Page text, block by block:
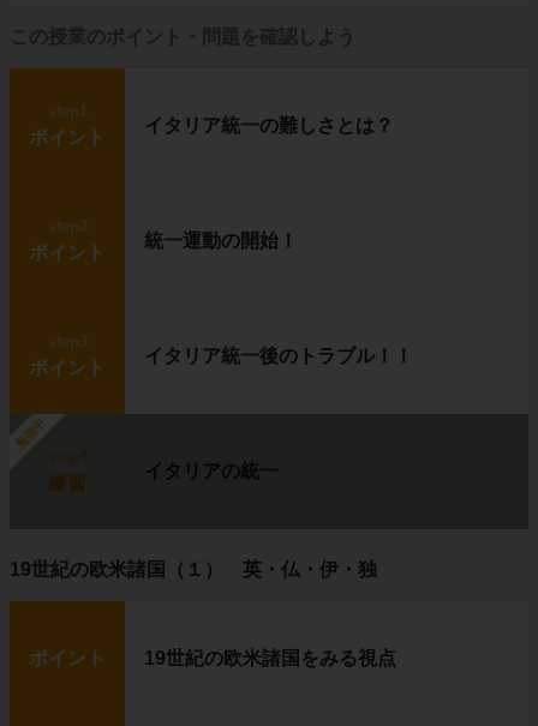
この授業のポイント・問題を確認しよう
step1
ポイント
イタリア統一の難しさとは？
step2
ポイント
統一運動の開始！
step3
ポイント
イタリア統一後のトラブル！！
勉強中
練習
イタリアの統一
19世紀の欧米諸国（１） 英・仏・伊・独
ポイント 19世紀の欧米諸国をみる視点